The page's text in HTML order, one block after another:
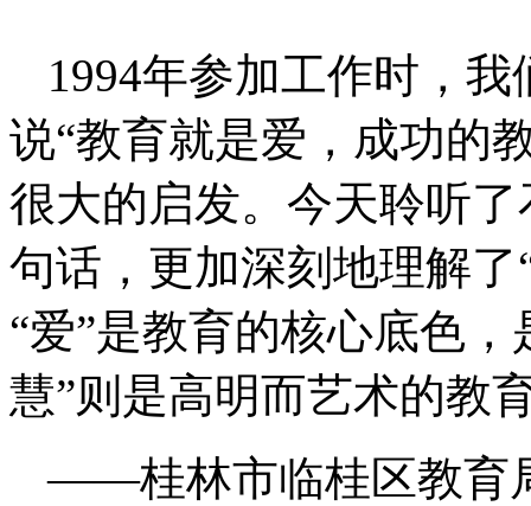
1994年参加工作时，
说“教育就是爱，成功的
很大的启发。今天聆听
句话，更加深刻地理解
“爱”是教育的核心底色
慧”则是高明而艺术的教
——桂林市临桂区教育